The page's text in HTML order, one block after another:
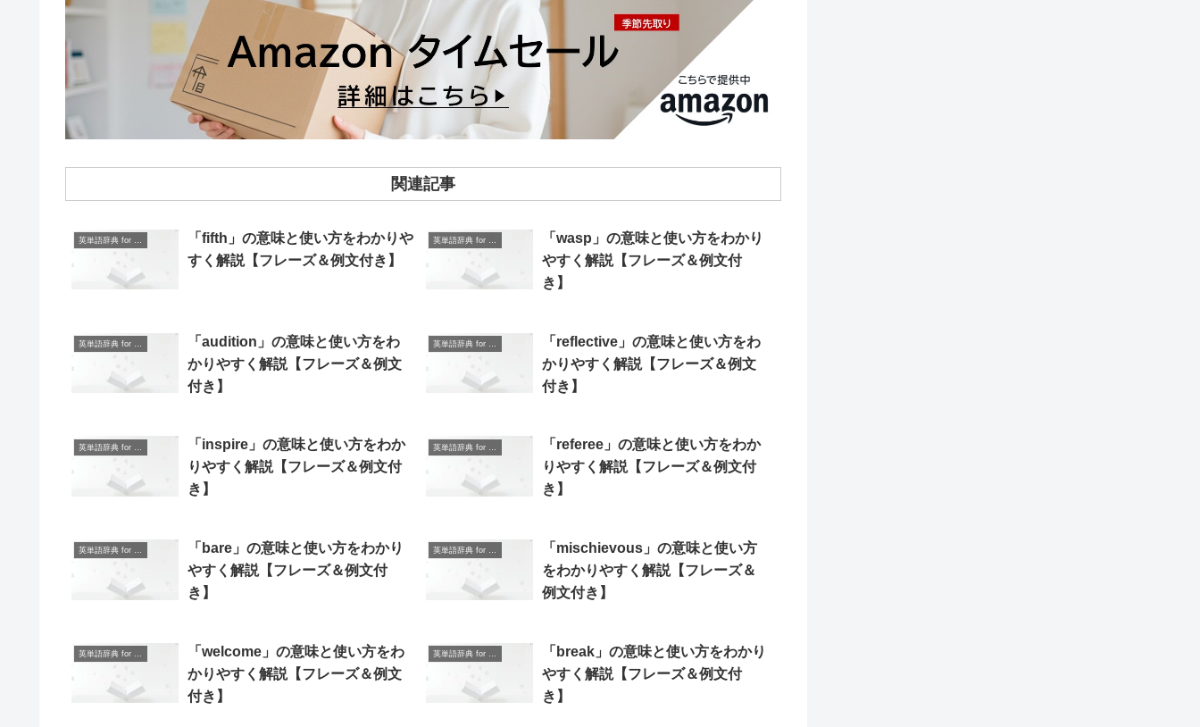
関連記事
「fifth」の意味と使い方をわかりや
すく解説【フレーズ＆例文付き】
「wasp」の意味と使い方をわかり
やすく解説【フレーズ＆例文付
き】
「audition」の意味と使い方をわ
かりやすく解説【フレーズ＆例文
付き】
「reflective」の意味と使い方をわ
かりやすく解説【フレーズ＆例文
付き】
「inspire」の意味と使い方をわか
りやすく解説【フレーズ＆例文付
き】
「referee」の意味と使い方をわか
りやすく解説【フレーズ＆例文付
き】
英単語辞典 for Beginners
「bare」の意味と使い方をわかり
やすく解説【フレーズ＆例文付
き】
英単語辞典 for Beginners
「mischievous」の意味と使い方
をわかりやすく解説【フレーズ＆
例文付き】
英単語辞典 for Beginners
「welcome」の意味と使い方をわ
かりやすく解説【フレーズ＆例文
付き】
英単語辞典 for Beginners
「break」の意味と使い方をわかり
やすく解説【フレーズ＆例文付
き】